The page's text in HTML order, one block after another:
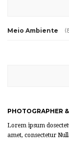
Meio Ambiente
PHOTOGRAPHER
Lorem ipsum
amet, consectetur